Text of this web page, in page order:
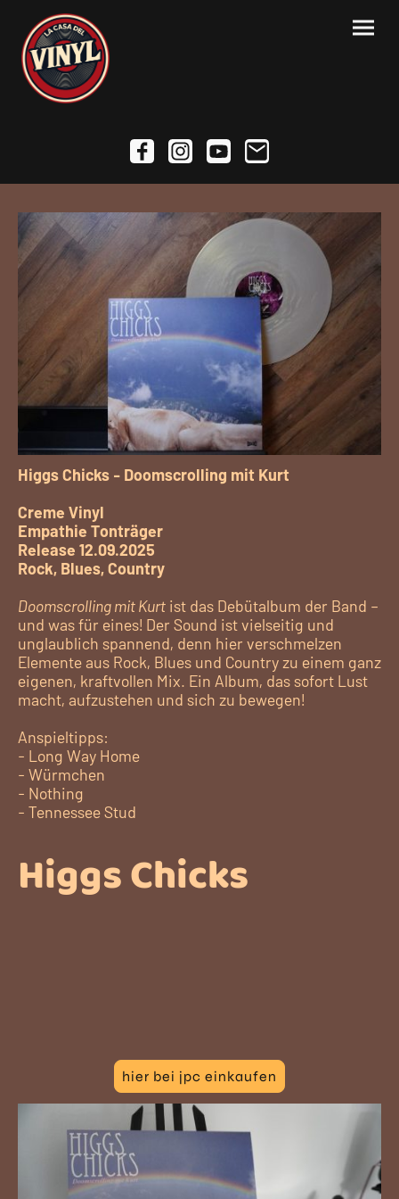
Higgs Chicks - Doomscrolling mit Kurt
Creme Vinyl
Empathie Tonträger
Release 12.09.2025
Rock, Blues, Country
Doomscrolling mit Kurt ist das Debütalbum der Band –
und was für eines! Der Sound ist vielseitig und
unglaublich spannend, denn hier verschmelzen
Elemente aus Rock, Blues und Country zu einem ganz
eigenen, kraftvollen Mix. Ein Album, das sofort Lust
macht, aufzustehen und sich zu bewegen!
Anspieltipps:
- Long Way Home
- Würmchen
- Nothing
- Tennessee Stud
Higgs Chicks
hier bei jpc einkaufen